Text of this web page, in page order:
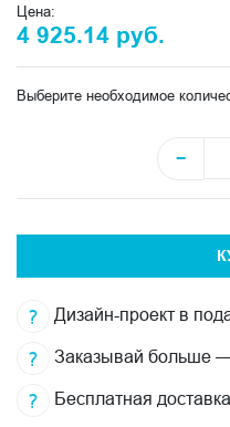
Цена:
4 925.14 руб.
Выберите необходимое
−
Дизайн-проект в
Заказывай больше
Бесплатная доставка